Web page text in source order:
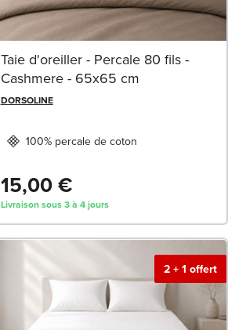
Taie d'oreiller - Percale 80 fils -
Cashmere - 65x65 cm
DORSOLINE
100% percale de coton
15,00 €
Livraison sous 3 à 4 jours
2 + 1 offert